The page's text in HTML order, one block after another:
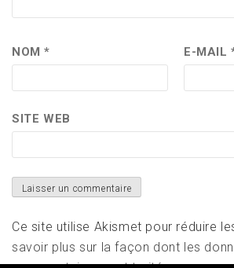
NOM* E-MAIL
SITE WEB
Ce site utilise Akismet pour réduire
savoir plus sur la façon dont les